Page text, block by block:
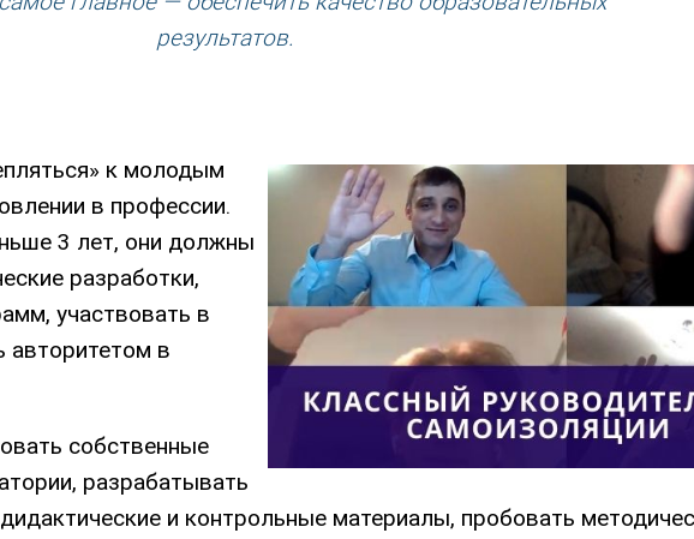
результатов.
к молодым
в профессии.
3 лет, они должны
разработки,
участвовать в
авторитетом в
собственные
разрабатывать
и контрольные материалы, пробовать